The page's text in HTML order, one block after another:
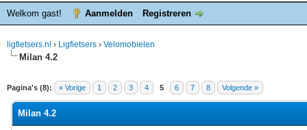
Welkom gast! Aanmelden Registreren
ligfietsers.nl › Ligfietsers › Velomobielen
Milan 4.2
Pagina's (8): « Vorige 1 2 3 4 5 6 7 8 Volgende »
waardering is 0
Milan 4.2